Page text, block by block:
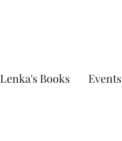
Lenka's Books Events